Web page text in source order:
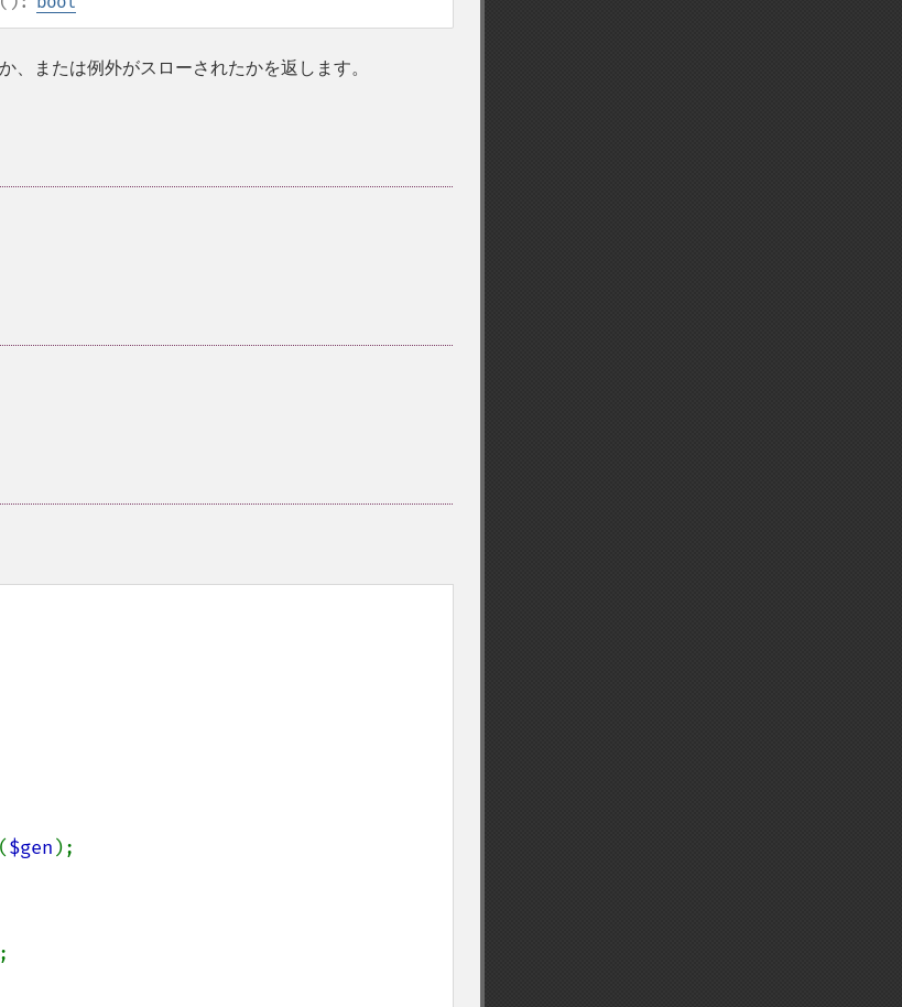
または例外がスローされたかを返します。
($gen );